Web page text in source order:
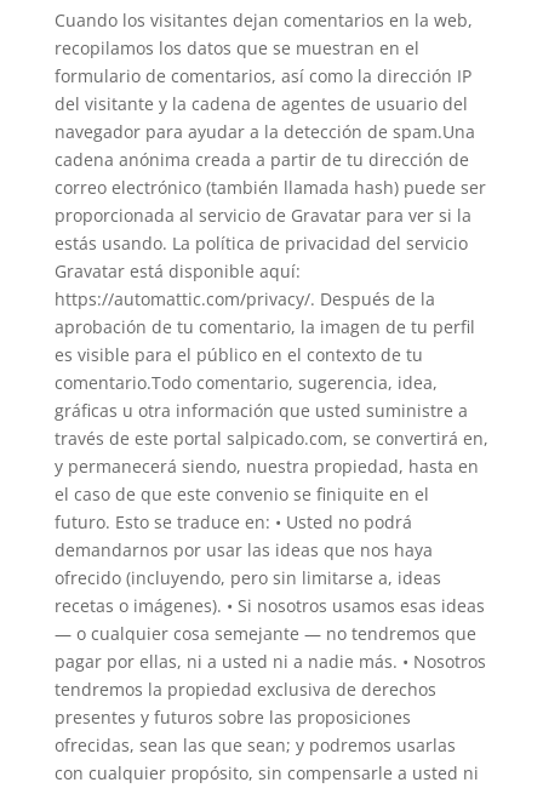
Cuando los visitantes dejan comentarios en la web,
recopilamos los datos que se muestran en el
formulario de comentarios, así como la dirección IP
del visitante y la cadena de agentes de usuario del
navegador para ayudar a la detección de spam.Una
cadena anónima creada a partir de tu dirección de
correo electrónico (también llamada hash) puede ser
proporcionada al servicio de Gravatar para ver si la
estás usando. La política de privacidad del servicio
Gravatar está disponible aquí:
https://automattic.com/privacy/. Después de la
aprobación de tu comentario, la imagen de tu perfil
es visible para el público en el contexto de tu
comentario.Todo comentario, sugerencia, idea,
gráficas u otra información que usted suministre a
través de este portal salpicado.com, se convertirá en,
y permanecerá siendo, nuestra propiedad, hasta en
el caso de que este convenio se finiquite en el
futuro. Esto se traduce en: • Usted no podrá
demandarnos por usar las ideas que nos haya
ofrecido (incluyendo, pero sin limitarse a, ideas
recetas o imágenes). • Si nosotros usamos esas ideas
— o cualquier cosa semejante — no tendremos que
pagar por ellas, ni a usted ni a nadie más. • Nosotros
tendremos la propiedad exclusiva de derechos
presentes y futuros sobre las proposiciones
ofrecidas, sean las que sean; y podremos usarlas
con cualquier propósito, sin compensarle a usted ni